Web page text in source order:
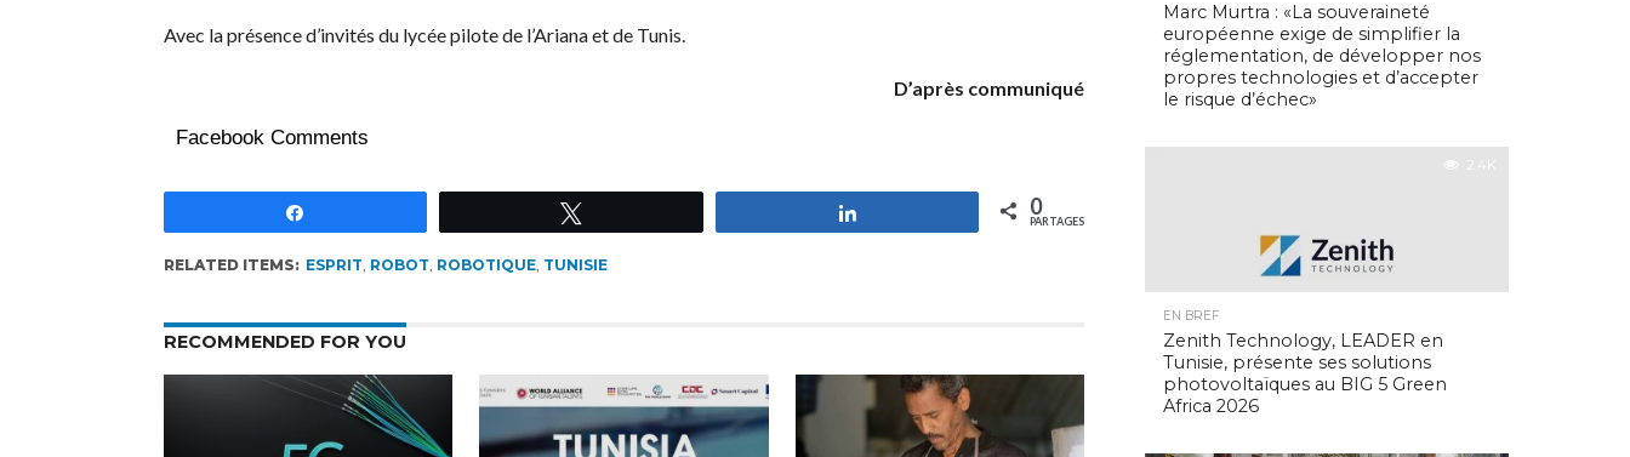
Avec la présence d’invités du lycée pilote de l’Ariana et de Tunis.
D’après communiqué
Facebook Comments
0
PARTAGES
RELATED ITEMS: ESPRIT, ROBOT, ROBOTIQUE, TUNISIE
RECOMMENDED FOR YOU
Marc Murtra : «La souveraineté
européenne exige de simplifier la
réglementation, de développer nos
propres technologies et d’accepter
le risque d’échec»
2.4K
EN BREF
Zenith Technology, LEADER en
Tunisie, présente ses solutions
photovoltaïques au BIG 5 Green
Africa 2026